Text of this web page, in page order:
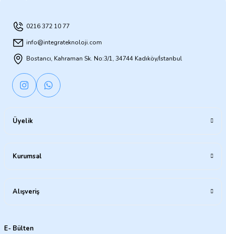
0216 372 10 77
info@integrateknoloji.com
Bostancı, Kahraman Sk. No:3/1, 34744 Kadıköy/İstanbul
Üyelik
Kurumsal
Alışveriş
E- Bülten